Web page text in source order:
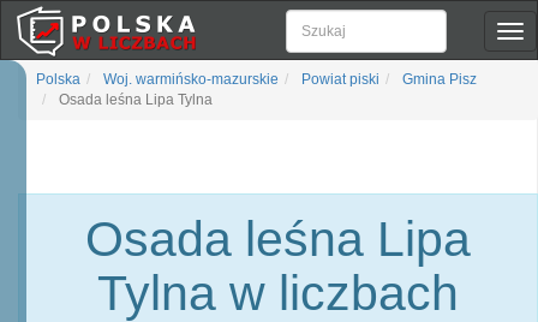
Polska Woj. warmińsko-mazurskie Powiat piski
Gmina Pisz
Osada leśna Lipa Tylna
Osada leśna Lipa
Tylna w liczbach